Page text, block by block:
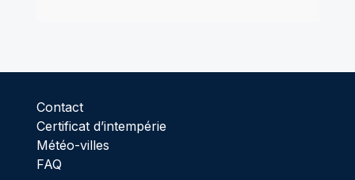
Contact
Certificat d’intempérie
Météo-villes
FAQ